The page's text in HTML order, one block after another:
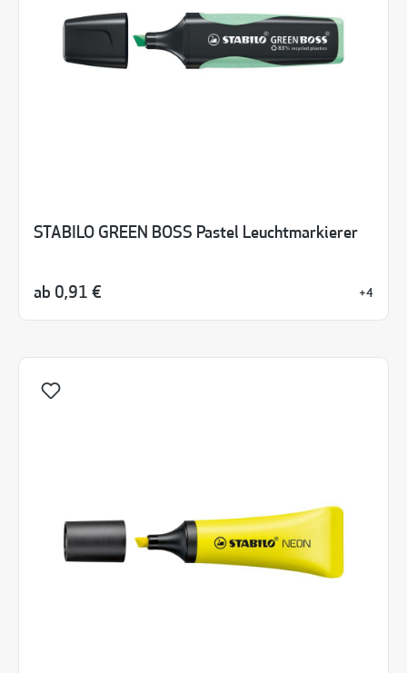
STABILO GREEN BOSS Pastel Leuchtmarkierer
ab 0,91 € +4